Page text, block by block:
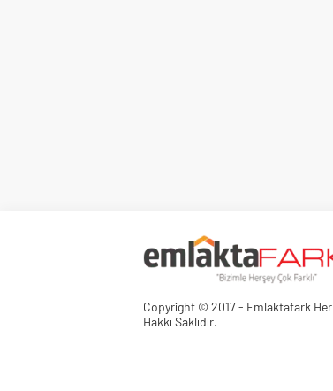
Copyright © 2017 - Emlaktafark Her
Hakkı Saklıdır.